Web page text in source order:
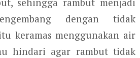
dengan tidak
keramas menggunakan air
hindari agar rambut tidak